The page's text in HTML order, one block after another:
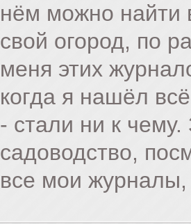
нём можно найти
свой огород, по
меня этих
когда я нашёл
- стали ни к
садоводство,
все мои